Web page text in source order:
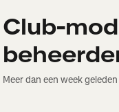
Club-
Meer dan een week